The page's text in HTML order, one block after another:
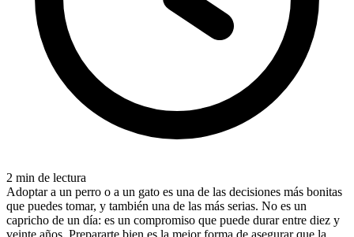
2 min de lectura
Adoptar a un perro o a un gato es una de las decisiones más bonitas
que puedes tomar, y también una de las más serias. No es un
capricho de un día: es un compromiso que puede durar entre diez y
veinte años. Prepararte bien es la mejor forma de asegurar que la